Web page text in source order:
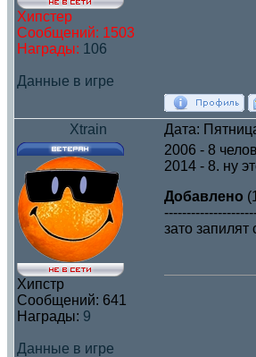
Хипстер
Сообщений: 1503
Награды: 106
Данные в игре
Xtrain Дата:
Хипстр
Сообщений: 641
Награды: 9
Данные в игре
2006 - 8
2014 - 8. ну
Добавлено
зато запилят